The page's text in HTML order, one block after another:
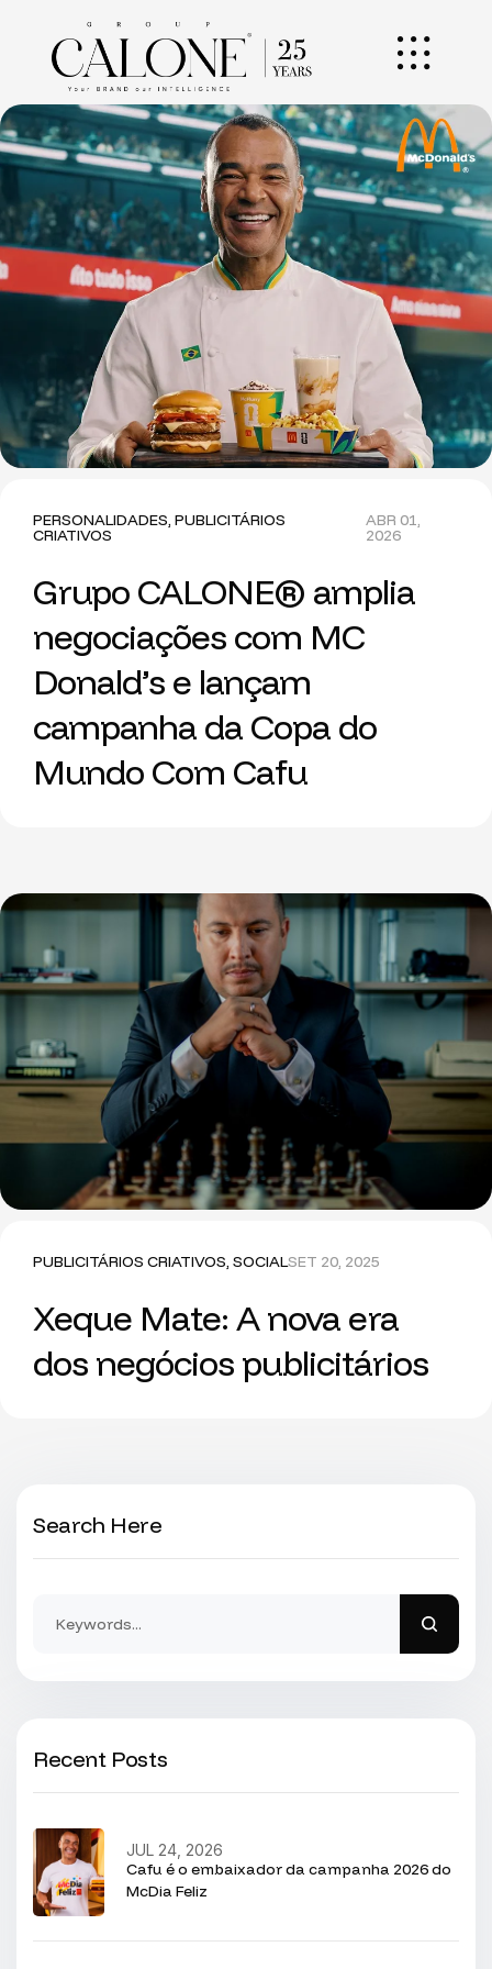
PERSONALIDADES, PUBLICITÁRIOS
CRIATIVOS
ABR 01,
2026
Grupo CALONE® amplia
negociações com MC
Donald’s e lançam
campanha da Copa do
Mundo Com Cafu
PUBLICITÁRIOS CRIATIVOS, SOCIALSET 20, 2025
Xeque Mate: A nova era
dos negócios publicitários
Search Here
Recent Posts
Cafu é o embaixador da campanha 2026 do
McDia Feliz
JUL 24, 2026